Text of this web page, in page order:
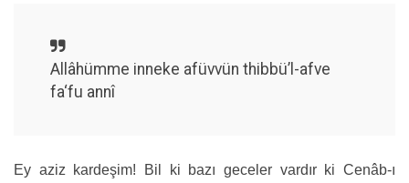
Allâhümme inneke afüvvün thibbü’l-afve
fa‘fu annî
Ey aziz kardeşim! Bil ki bazı geceler vardır ki Cenâb-ı